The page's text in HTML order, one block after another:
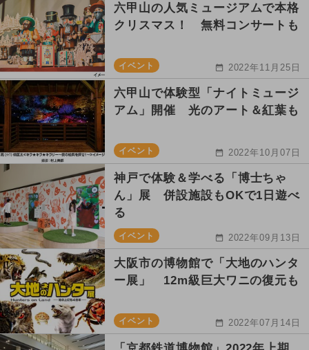
六甲山の人気ミュージアムで本格
クリスマス！ 無料コンサートも
イベント 2022年11月25日
六甲山で体験型「ナイトミュージ
アム」開催 光のアート＆紅葉も
イベント 2022年10月07日
神戸で体験＆学べる「博士ちゃ
ん」展 併設施設もOKで1日遊べ
る
イベント 2022年09月13日
大阪市の博物館で「大地のハンタ
ー展」 12m級巨大ワニの復元も
イベント 2022年07月14日